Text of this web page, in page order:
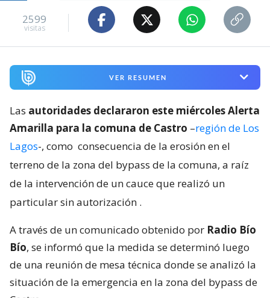
Miércoles 05 Agosto, 2026 | 23:47
2599
visitas
VER RESUMEN
Lasautoridades declararon este miércoles Alerta
Lagos-, como consecuencia de la erosión en el
terreno de la zona del bypass de la comuna, a raíz
de la intervención de un cauce que realizó un
particular sin autorización .